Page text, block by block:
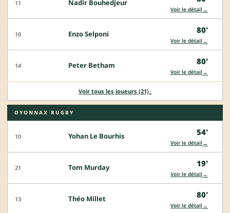
11 Nadir Bouhedjeur
Voir le détail →
10 Enzo Selponi 80'
Voir le détail →
14 Peter Betham 80'
Voir le détail →
Voir tous les joueurs (21)↓
OYONNAX RUGBY
10 Yohan Le Bourhis 54'
Voir le détail →
21 Tom Murday 19'
Voir le détail →
13 Théo Millet 80'
Voir le détail →